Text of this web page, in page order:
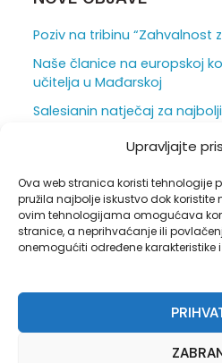
Upravljajte
Ova web stranica koristi tehnologije
pružila najbolje iskustvo dok koristite
ovim tehnologijama omogućava
stranice, a neprihvaćanje ili
onemogućiti određene karakteristike
Poziv na tribinu “Zahvalnost
Naše članice na europskoj
učitelja u Mađarskoj
Salesianin natječaj za
Ljepota i težina škole iz
Duhovna obnova u sjeni
Opći uvjeti